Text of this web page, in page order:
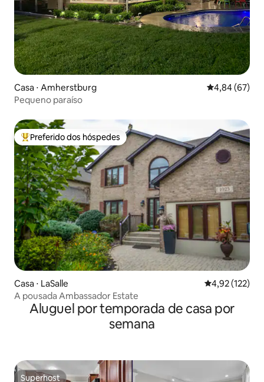
Casa ⋅ Amherstburg 4,84 de uma
4,84 (67)
Pequeno paraíso
Entre os melhores preferidos dos hóspedes
Preferido dos hóspedes
Casa ⋅ LaSalle 4,92 de uma
4,92 (122)
A pousada Ambassador Estate
Aluguel por temporada de casa por
semana
Superhost